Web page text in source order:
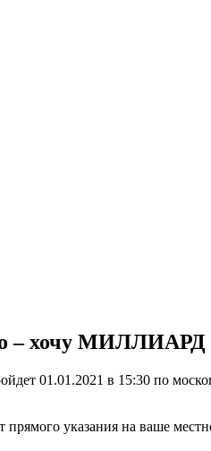
– хочу МИЛЛИАРД
01.01.2021 в 15:30 по
прямого указания на ваше